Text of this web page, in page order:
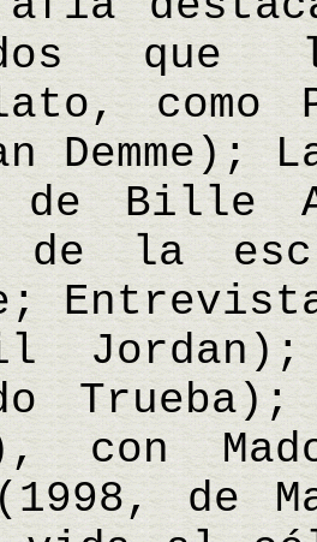
como
de Bille
de la
Jordan);
con
de